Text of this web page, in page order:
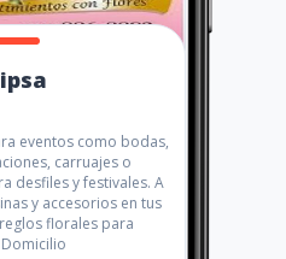
eventos como bodas,
carruajes o
desfiles y festivales. A
y accesorios en tus
florales para